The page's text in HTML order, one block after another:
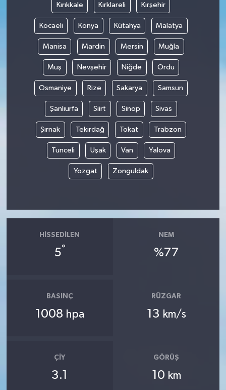
Kırıkkale Kırklareli Kırşehir
Kocaeli Konya Kütahya Malatya
Manisa Mardin Mersin Muğla
Muş Nevşehir Niğde Ordu
Osmaniye Rize Sakarya Samsun
Şanlıurfa Siirt Sinop Sivas
Şırnak Tekirdağ Tokat Trabzon
Tunceli Uşak Van Yalova
Yozgat Zonguldak
HISSEDILEN
5°
NEM
%77
BASINÇ
1008 hpa
RÜZGAR
13 km/s
ÇIY
3.1
GÖRÜŞ
10 km